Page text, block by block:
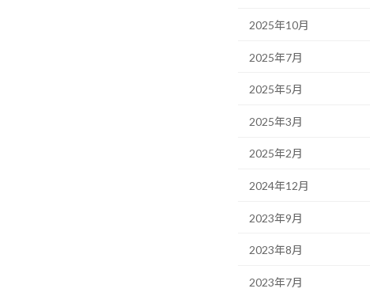
2025年10月
2025年7月
2025年5月
2025年3月
2025年2月
2024年12月
2023年9月
2023年8月
2023年7月